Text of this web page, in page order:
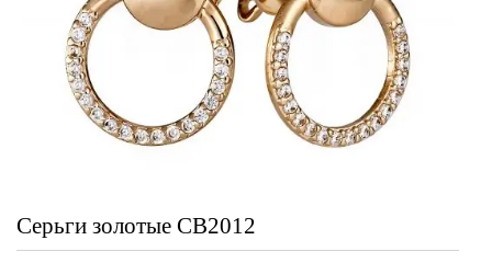
Серьги золотые СВ2012